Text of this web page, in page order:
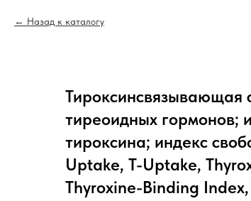
Назад к каталогу
Тироксинсвязывающая
тиреоидных гормонов;
тироксина; индекс
Uptake, T-Uptake,
Thyroxine-Binding